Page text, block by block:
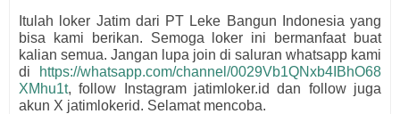
Itulah loker Jatim dari PT Leke Bangun Indonesia yang
bisa kami berikan. Semoga loker ini bermanfaat buat
kalian semua. Jangan lupa join di saluran whatsapp kami
di
https://whatsapp.com/channel/0029Vb1QNxb4IBhO68
XMhu1t, follow Instagram jatimloker.id dan follow juga
akun X jatimlokerid. Selamat mencoba.